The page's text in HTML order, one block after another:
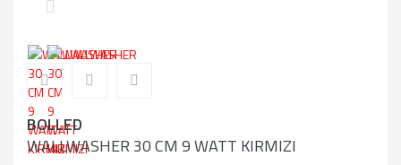
BOLLED
WALLWASHER 30 CM 9 WATT KIRMIZI